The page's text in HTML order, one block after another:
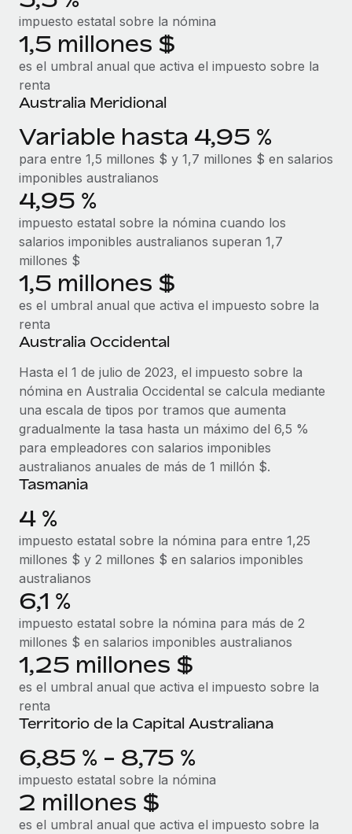
impuesto estatal sobre la nómina
1,5 millones $
es el umbral anual que activa el impuesto sobre la
renta
Australia Meridional
Variable hasta 4,95 %
para entre 1,5 millones $ y 1,7 millones $ en salarios
imponibles australianos
4,95 %
impuesto estatal sobre la nómina cuando los
salarios imponibles australianos superan 1,7
millones $
1,5 millones $
es el umbral anual que activa el impuesto sobre la
renta
Australia Occidental
Hasta el 1 de julio de 2023, el impuesto sobre la
nómina en Australia Occidental se calcula mediante
una escala de tipos por tramos que aumenta
gradualmente la tasa hasta un máximo del 6,5 %
para empleadores con salarios imponibles
australianos anuales de más de 1 millón $.
Tasmania
4 %
impuesto estatal sobre la nómina para entre 1,25
millones $ y 2 millones $ en salarios imponibles
australianos
6,1 %
impuesto estatal sobre la nómina para más de 2
millones $ en salarios imponibles australianos
1,25 millones $
es el umbral anual que activa el impuesto sobre la
renta
Territorio de la Capital Australiana
6,85 % - 8,75 %
impuesto estatal sobre la nómina
2 millones $
es el umbral anual que activa el impuesto sobre la